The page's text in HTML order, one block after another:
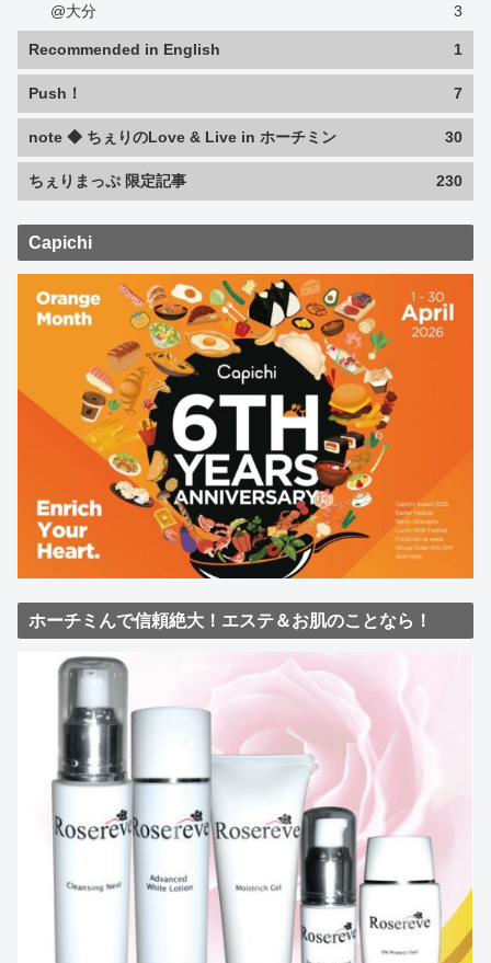
@大分
3
Recommended in English 1
Push！ 7
note ◆ ちぇりのLove & Live in ホーチミン 30
ちぇりまっぷ 限定記事 230
Capichi
ホーチミんで信頼絶大！エステ＆お肌のことなら！